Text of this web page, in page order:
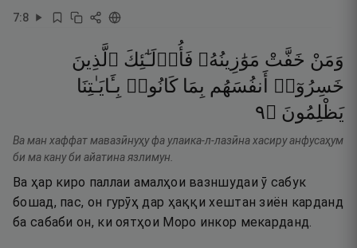
7:8
وَمَنْ خَفَّتْ مَوَٰزِينُهُۥ فَأُو۟لَـٰٓئِكَ ٱلَّذِينَ
خَسِرُوٓا۟
أَنفُسَهُم بِمَا كَانُوا۟ بِـَٔايَـٰتِنَا
يَظْلِمُونَ ۝٩
Ва ман хаффат мавазӣнуҳу фа улаика-л-лазӣна хасиру анфусаҳум
би ма кану би айатина язлимун.
Ва ҳар киро паллаи амалҳои вазншудаи ӯ сабук
бошад, пас, он гурӯҳ дар ҳаққи хештан зиён карданд
ба сабаби он, ки оятҳои Моро инкор мекарданд.